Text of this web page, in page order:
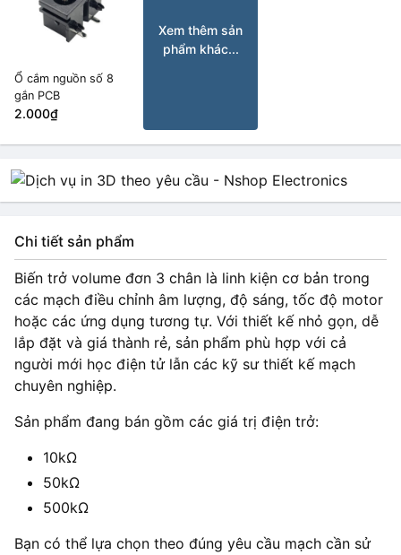
Ổ cắm nguồn số 8
gắn PCB
2.000₫
Xem thêm sản
phẩm khác...
Chi tiết sản phẩm
Biến trở volume đơn 3 chân là linh kiện cơ bản trong
các mạch điều chỉnh âm lượng, độ sáng, tốc độ motor
hoặc các ứng dụng tương tự. Với thiết kế nhỏ gọn, dễ
lắp đặt và giá thành rẻ, sản phẩm phù hợp với cả
người mới học điện tử lẫn các kỹ sư thiết kế mạch
chuyên nghiệp.
Sản phẩm đang bán gồm các giá trị điện trở:
10kΩ
50kΩ
500kΩ
Bạn có thể lựa chọn theo đúng yêu cầu mạch cần sử